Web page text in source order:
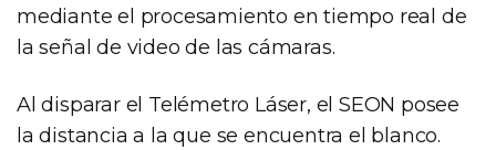
mediante el procesamiento en tiempo real de
la señal de video de las cámaras.
Al disparar el Telémetro Láser, el SEON posee
la distancia a la que se encuentra el blanco.